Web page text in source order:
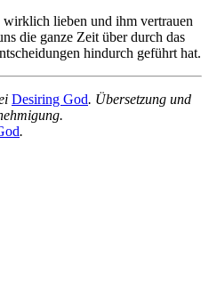
lieben und ihm vertrauen
die ganze Zeit über durch das
hindurch geführt hat.
Desiring God. Übersetzung und
.